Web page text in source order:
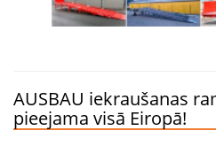
AUSBAU iekraušanas
pieejama visā Eiropā!